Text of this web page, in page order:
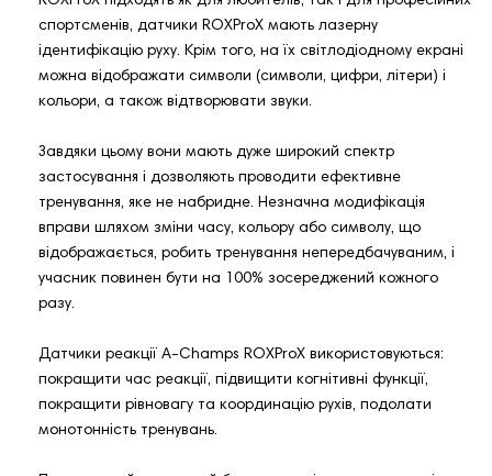
спортсменів, датчики ROXProX мають лазерну
ідентифікацію руху. Крім того, на їх світлодіодному екрані
можна відображати символи (символи, цифри, літери) і
кольори, а також відтворювати звуки.
Завдяки цьому вони мають дуже широкий спектр
застосування і дозволяють проводити ефективне
тренування, яке не набридне. Незначна модифікація
вправи шляхом зміни часу, кольору або символу, що
відображається, робить тренування непередбачуваним, і
учасник повинен бути на 100% зосереджений кожного
разу.
Датчики реакції A-Champs ROXProX використовуються:
покращити час реакції, підвищити когнітивні функції,
покращити рівновагу та координацію рухів, подолати
монотонність тренувань.